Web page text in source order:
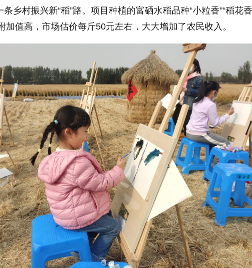
乡村振兴新“稻”路。项目种植的富硒水稻品种“小粒香”“稻花
加值高，市场估价每斤50元左右，大大增加了农民收入。